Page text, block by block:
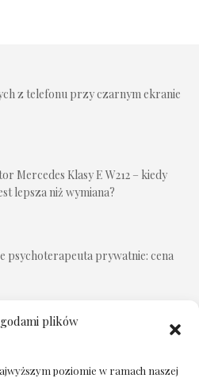
plików
poziomie w ramach naszej
z telefonu przy czarnym ekranie
Mercedes Klasy E W212 – kiedy
lepsza niż wymiana?
psychoterapeuta prywatnie: cena
do odbioru przy zmianie biura